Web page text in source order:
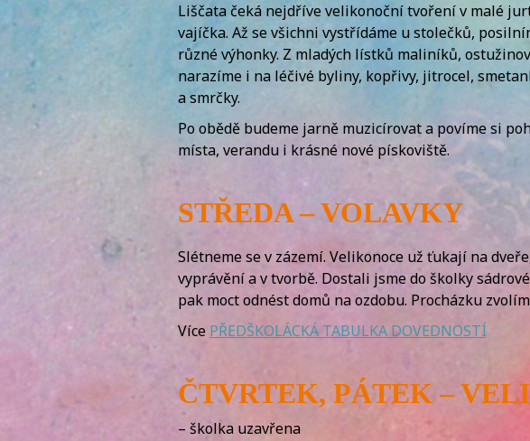
Liščata čeká nejdříve velikonoční tvoření v malé
vajíčka. Až se všichni vystřídáme u stolečků,
různé výhonky. Z mladých lístků maliníků,
narazíme i na léčivé byliny, kopřivy, jitrocel,
a smrčky.
Po obědě budeme jarně muzicírovat a povíme si
místa, verandu i krásné nové pískoviště.
STŘEDA – VOLAVKY
Slétneme se v zázemí. Velikonoce už ťukají na
vyprávění a v tvorbě. Dostali jsme do školky
pak moct odnést domů na ozdobu. Procházku
Více PŘEDŠKOLÁCKÁ TABULKA DOVEDNOSTÍ
ČTVRTEK, PÁTEK –
– školka uzavřena